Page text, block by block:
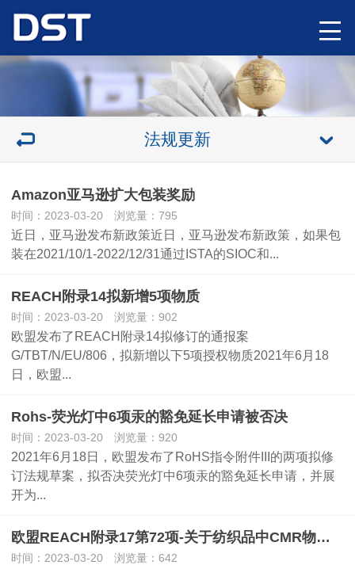
法规更新
Amazon亚马逊扩大包装奖励
时间：2023-03-20 浏览量：795
近日，亚马逊发布新政策近日，亚马逊发布新政策，如果包
装在2021/10/1-2022/12/31通过ISTA的SIOC和...
REACH附录14拟新增5项物质
时间：2023-03-20 浏览量：902
欧盟发布了REACH附录14拟修订的通报案
G/TBT/N/EU/806，拟新增以下5项授权物质2021年6月18
日，欧盟...
Rohs-荧光灯中6项汞的豁免延长申请被否决
时间：2023-03-20 浏览量：920
2021年6月18日，欧盟发布了RoHS指令附件III的两项拟修
订法规草案，拟否决荧光灯中6项汞的豁免延长申请，并展
开为...
欧盟REACH附录17第72项-关于纺织品中CMR物质的限制
时间：2023-03-20 浏览量：642